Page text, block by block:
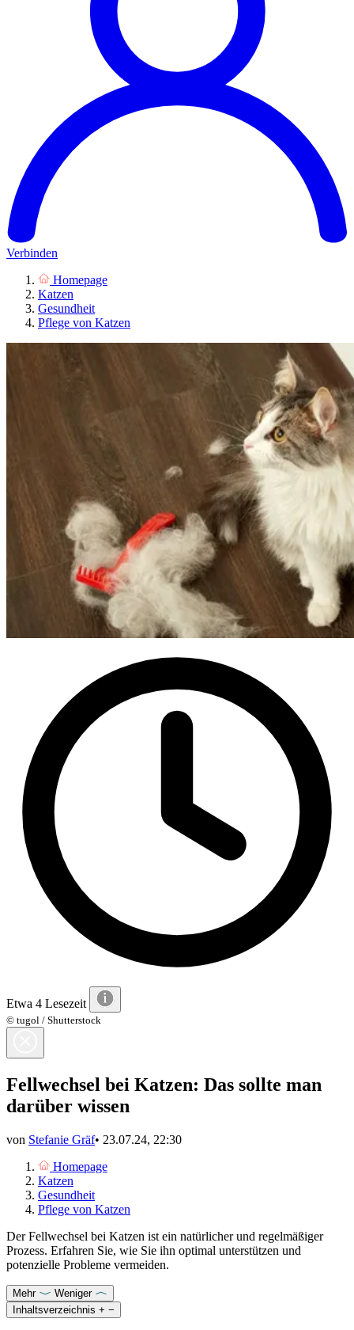
Verbinden
Homepage
Katzen
Gesundheit
Pflege von Katzen
Etwa 4 Lesezeit
© tugol / Shutterstock
Fellwechsel bei Katzen: Das sollte man
darüber wissen
von Stefanie Gräf• 23.07.24, 22:30
Homepage
Katzen
Gesundheit
Pflege von Katzen
Der Fellwechsel bei Katzen ist ein natürlicher und regelmäßiger
Prozess. Erfahren Sie, wie Sie ihn optimal unterstützen und
potenzielle Probleme vermeiden.
Mehr
Weniger
Inhaltsverzeichnis + −